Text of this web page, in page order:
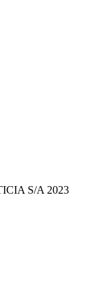
S/A 2023